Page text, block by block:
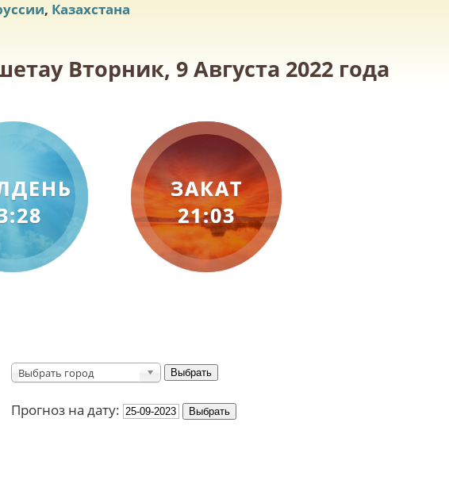
, Казахстана
Вторник, 9 Августа 2022 года
ЗАКАТ
21:03
Выбрать город
Прогноз на дату: